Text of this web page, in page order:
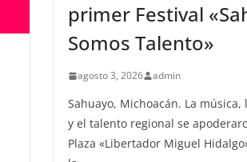
primer Festival
Somos Talento»
agosto 3, 2026 admin
Sahuayo, Michoacán. La música,
y el talento regional se
Plaza «Libertador Miguel